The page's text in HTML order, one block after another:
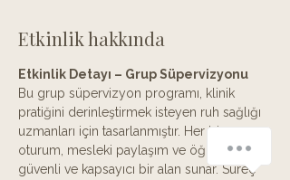
Etkinlik hakkında
Etkinlik Detayı – Grup Süpervizyonu
Bu grup süpervizyon programı, klinik
pratiğini derinleştirmek isteyen ruh sağlığı
uzmanları için tasarlanmıştır. Her bir
oturum, mesleki paylaşım ve öğrenme için
güvenli ve kapsayıcı bir alan sunar. Süreç